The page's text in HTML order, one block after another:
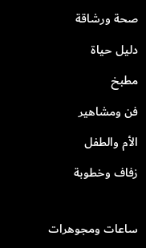
صحة ورشاقة
دليل حياة
مطبخ
فن ومشاهير
الأم والطفل
زفاف وخطوبة
ساعات ومجوهرات